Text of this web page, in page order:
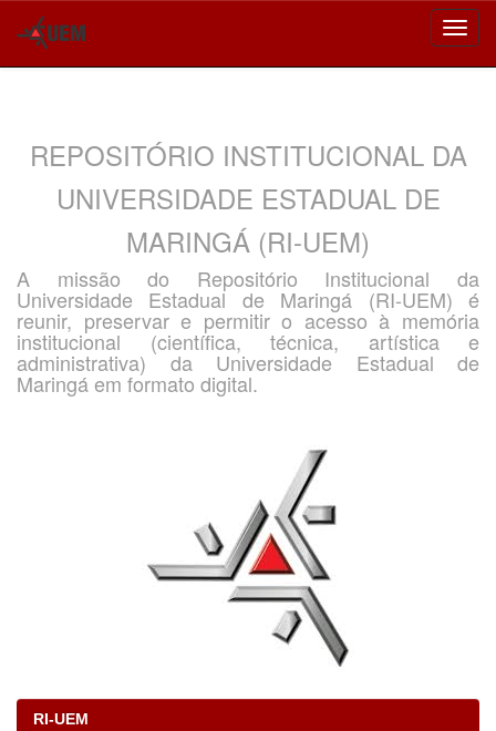
REPOSITÓRIO INSTITUCIONAL DA
UNIVERSIDADE ESTADUAL DE
MARINGÁ (RI-UEM)
A missão do Repositório Institucional da
Universidade Estadual de Maringá (RI-UEM) é
reunir, preservar e permitir o acesso à memória
institucional (científica, técnica, artística e
administrativa) da Universidade Estadual de
Maringá em formato digital.
RI-UEM